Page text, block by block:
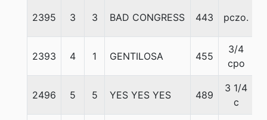
2395 3 3 BAD CONGRESS 443 pczo.
2393 4 1 GENTILOSA 455
3/4
cpo
2496 5 5 YES YES YES 489
3 1/4
c